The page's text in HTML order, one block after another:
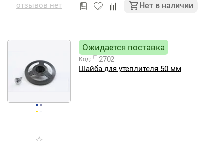
отзывов нет Нет в наличии
Ожидается поставка
Код:
2702
Шайба для утеплителя 50 мм